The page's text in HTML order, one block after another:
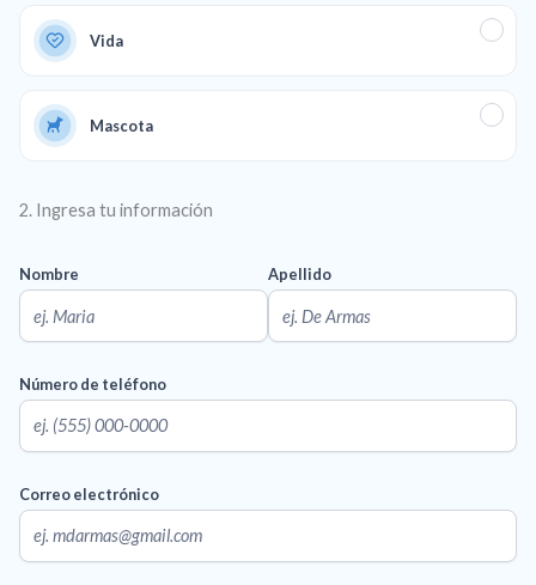
Vida
Mascota
2. Ingresa tu información
Nombre Apellido
Número de teléfono
Correo electrónico